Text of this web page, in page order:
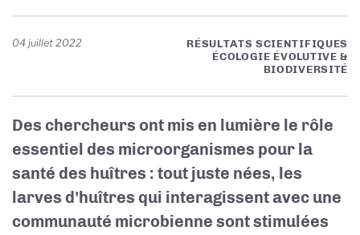
04 juillet 2022
RÉSULTATS SCIENTIFIQUES
ÉCOLOGIE ÉVOLUTIVE &
BIODIVERSITÉ
Des chercheurs ont mis en lumière le rôle
essentiel des microorganismes pour la
santé des huîtres : tout juste nées, les
larves d'huîtres qui interagissent avec une
communauté microbienne sont stimulées